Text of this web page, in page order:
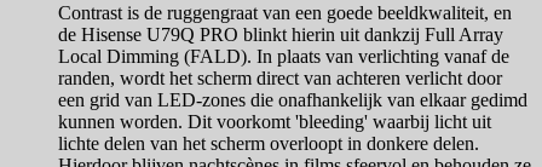
Contrast is de ruggengraat van een goede beeldkwaliteit, en
de Hisense U79Q PRO blinkt hierin uit dankzij Full Array
Local Dimming (FALD). In plaats van verlichting vanaf de
randen, wordt het scherm direct van achteren verlicht door
een grid van LED-zones die onafhankelijk van elkaar gedimd
kunnen worden. Dit voorkomt 'bleeding' waarbij licht uit
lichte delen van het scherm overloopt in donkere delen.